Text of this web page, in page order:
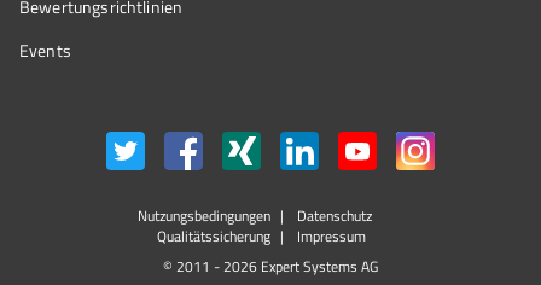
Bewertungs­richtlinien
Events
Nutzungsbedingungen
Datenschutz
Qualitätssicherung
Impressum
© 2011 - 2026 Expert Systems AG